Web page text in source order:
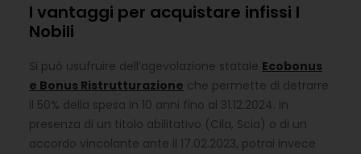
I vantaggi per acquistare infissi I
Nobili
Si può usufruire dell’agevolazione statale Ecobonus
e Bonus Ristrutturazione che permette di detrarre
il 50% della spesa in 10 anni fino al 31.12.2024. In
presenza di un titolo abilitativo (Cila, Scia) o di un
accordo vincolante ante il 17.02.2023, potrai invece